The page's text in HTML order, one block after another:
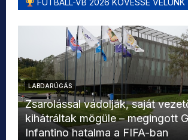
FUTBALL-VB 2026 KÖVESSE VELÜNK
LABDARÚGÁS
Zsarolással vádolják, saját
kihátráltak mögüle – megingott
Infantino hatalma a FIFA-ban